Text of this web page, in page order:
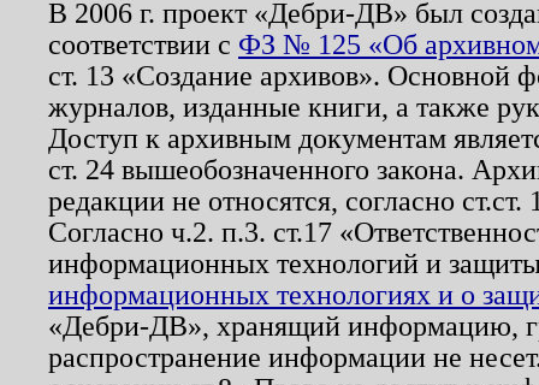
В 2006 г. проект «Дебри-ДВ» был
соответствии с ФЗ № 125 «Об
ст. 13 «Создание архивов». Основной
журналов, изданные книги, а также
Доступ к архивным документам
ст. 24 вышеобозначенного закона.
редакции не относятся, согласно
Согласно ч.2. п.3. ст.17
информационных технологий и
информационных технологиях и о
«Дебри-ДВ», хранящий информацию,
распространение информации не